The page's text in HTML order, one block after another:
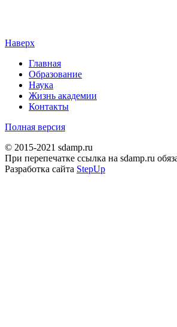
Наверх
Главная
Образование
Наука
Жизнь академии
Контакты
Полная версия
© 2015-2021 sdamp.ru
При перепечатке ссылка на sdamp.ru
Разработка сайта StepUp